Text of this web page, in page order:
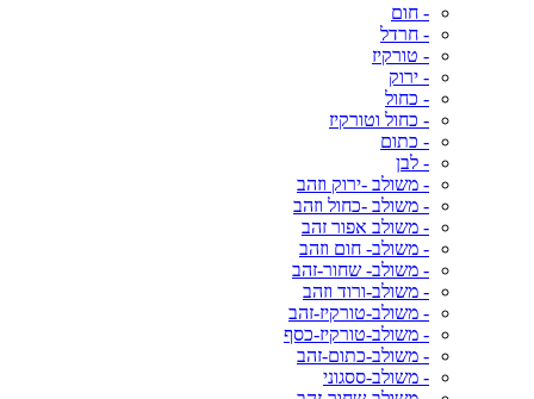
- חום
- חרדל
- טורקיז
- ירוק
- כחול
- כחול וטורקיז
- כתום
- לבן
- משולב -ירוק וזהב
- משולב -כחול וזהב
- משולב אפור זהב
- משולב- חום וזהב
- משולב- שחור-זהב
- משולב-ורוד וזהב
- משולב-טורקיז-זהב
- משולב-טורקיז-כסף
- משולב-כתום-זהב
- משולב-ססגוני